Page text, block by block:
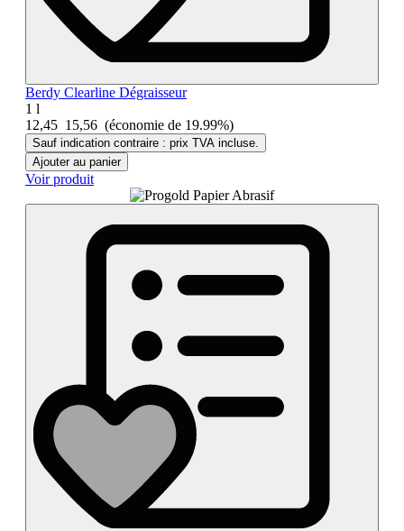
Berdy Clearline Dégraisseur
1 l
12,45 15,56 (économie de 19.99%)
Sauf indication contraire : prix TVA incluse.
Ajouter au panier
Voir produit